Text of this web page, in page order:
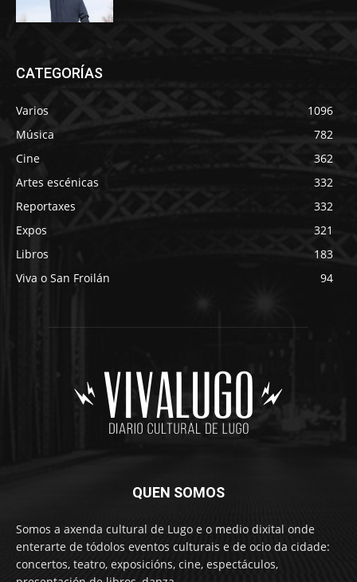
CATEGORÍAS
Varios
1096
Música
782
Cine
362
Artes escénicas
332
Reportaxes
332
Expos
321
Libros
183
Viva o San Froilán
94
QUEN SOMOS
Somos a axenda cultural de Lugo e o medio dixital onde
enterarte de tódolos eventos culturais e de ocio da cidade:
concertos, teatro, exposicións, cine, espectáculos,